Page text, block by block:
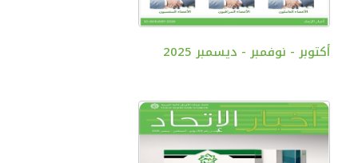
أكتوبر - نوفمبر - ديسمبر 2025